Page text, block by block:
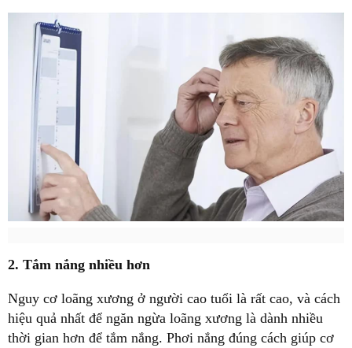
2. Tắm nắng nhiều hơn
Nguy cơ loãng xương ở người cao tuổi là rất cao, và cách
hiệu quả nhất để ngăn ngừa loãng xương là dành nhiều
thời gian hơn để tắm nắng. Phơi nắng đúng cách giúp cơ